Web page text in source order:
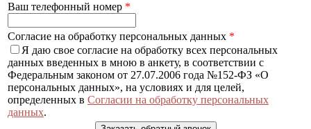
Ваш телефонный номер *
Согласие на обработку персональных данных *
Я даю свое согласие на обработку всех персональных
данных введенных в мною в анкету, в соответствии с
Федеральным законом от 27.07.2006 года №152-ФЗ «О
персональных данных», на условиях и для целей,
определенных в Согласии на обработку персональных
данных.